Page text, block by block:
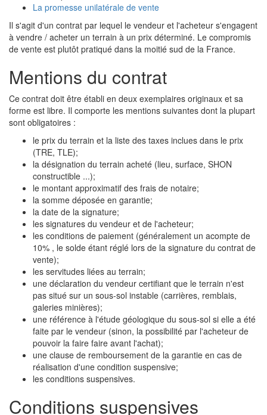
La promesse unilatérale de vente
Il s'agit d'un contrat par lequel le vendeur et l'acheteur s'engagent
à vendre / acheter un terrain à un prix déterminé. Le compromis
de vente est plutôt pratiqué dans la moitié sud de la France.
Mentions du contrat
Ce contrat doit être établi en deux exemplaires originaux et sa
forme est libre. Il comporte les mentions suivantes dont la plupart
sont obligatoires :
le prix du terrain et la liste des taxes inclues dans le prix
(TRE, TLE);
la désignation du terrain acheté (lieu, surface, SHON
constructible ...);
le montant approximatif des frais de notaire;
la somme déposée en garantie;
la date de la signature;
les signatures du vendeur et de l'acheteur;
les conditions de paiement (généralement un acompte de
10% , le solde étant réglé lors de la signature du contrat de
vente);
les servitudes liées au terrain;
une déclaration du vendeur certifiant que le terrain n'est
pas situé sur un sous-sol instable (carrières, remblais,
galeries minières);
une référence à l'étude géologique du sous-sol si elle a été
faite par le vendeur (sinon, la possibilité par l'acheteur de
pouvoir la faire faire avant l'achat);
une clause de remboursement de la garantie en cas de
réalisation d'une condition suspensive;
les conditions suspensives.
Conditions suspensives